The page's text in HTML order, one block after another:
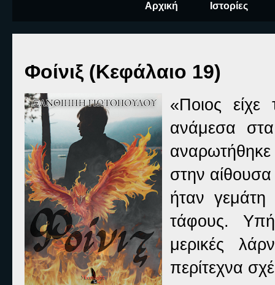
Αρχική Ιστορίες
Φοίνιξ (Κεφάλαιο 19)
«Ποιος
ανάμεσα
στην
ήταν
τάφους.
μερικές
περίτεχνα